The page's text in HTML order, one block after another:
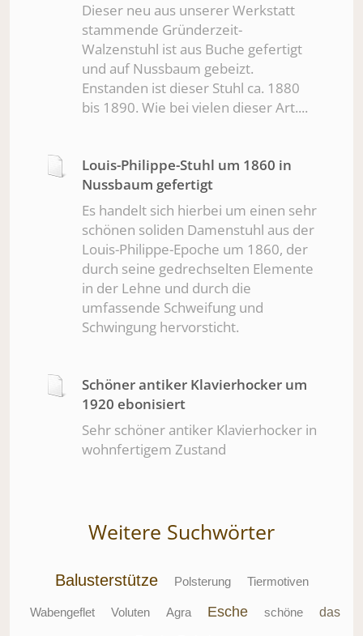
Dieser neu aus unserer Werkstatt
stammende Gründerzeit-
Walzenstuhl ist aus Buche gefertigt
und auf Nussbaum gebeizt.
Enstanden ist dieser Stuhl ca. 1880
bis 1890. Wie bei vielen dieser Art....
Louis-Philippe-Stuhl um 1860 in
Nussbaum gefertigt
Es handelt sich hierbei um einen sehr
schönen soliden Damenstuhl aus der
Louis-Philippe-Epoche um 1860, der
durch seine gedrechselten Elemente
in der Lehne und durch die
umfassende Schweifung und
Schwingung hervorsticht.
Schöner antiker Klavierhocker um
1920 ebonisiert
Sehr schöner antiker Klavierhocker in
wohnfertigem Zustand
Weitere Suchwörter
Balusterstütze Polsterung Tiermotiven
Wabengeflet Voluten Agra Esche schöne das